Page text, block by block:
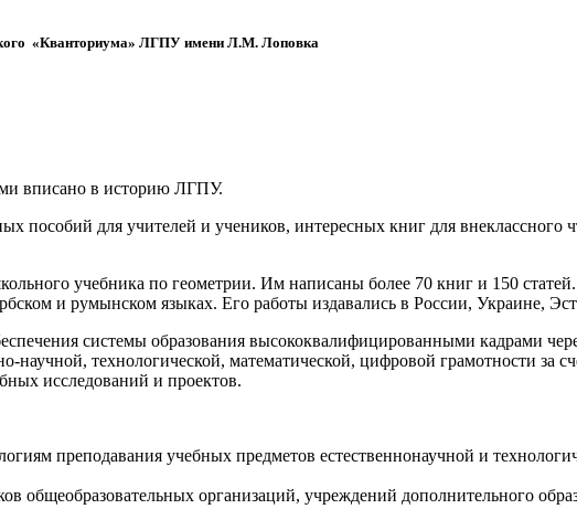
«Кванториума» ЛГПУ имени Л.М. Лоповка
вписано в историю ЛГПУ.
пособий для учителей и учеников, интересных книг для внеклассного
учебника по геометрии. Им написаны более 70 книг и 150
и румынском языках. Его работы издавались в России, Украине,
системы образования высококвалифицированными кадрами
научной, технологической, математической, цифровой грамотности за
исследований и проектов.
преподавания учебных предметов естественнонаучной и
общеобразовательных организаций, учреждений дополнительного